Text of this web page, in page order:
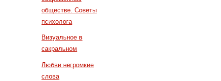
обществе. Советы
психолога
Визуальное в
сакральном
Любви негромкие
слова